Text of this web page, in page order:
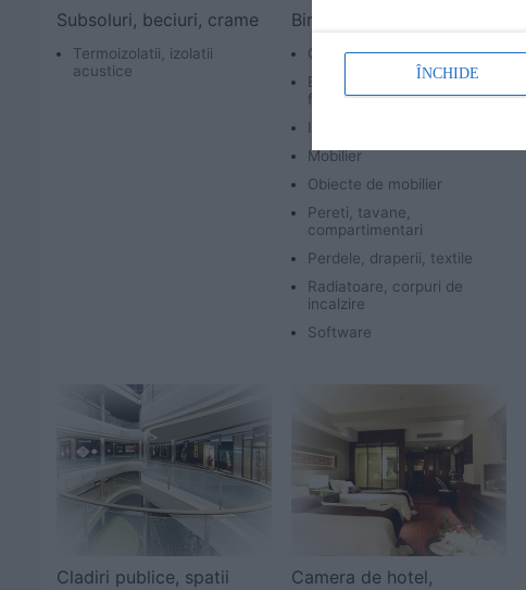
Subsoluri, beciuri, crame
Termoizolatii, izolatii
acustice
Birouri - office
Control acces, control trafic
Electronice, multimedia,
foto, video
IT, comunicatii, birotica
Mobilier
Obiecte de mobilier
Pereti, tavane,
compartimentari
Perdele, draperii, textile
Radiatoare, corpuri de
incalzire
Software
Cladiri publice, spatii
Camera de hotel,
ÎNCHIDE